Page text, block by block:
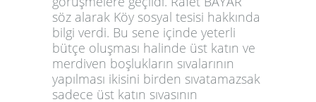
söz alarak Köy sosyal tesisi hakkında
bilgi verdi. Bu sene içinde yeterli
bütçe oluşması halinde üst katın ve
merdiven boşlukların sıvalarının
yapılması ikisini birden sıvatamazsak
sadece üst katın sıvasının